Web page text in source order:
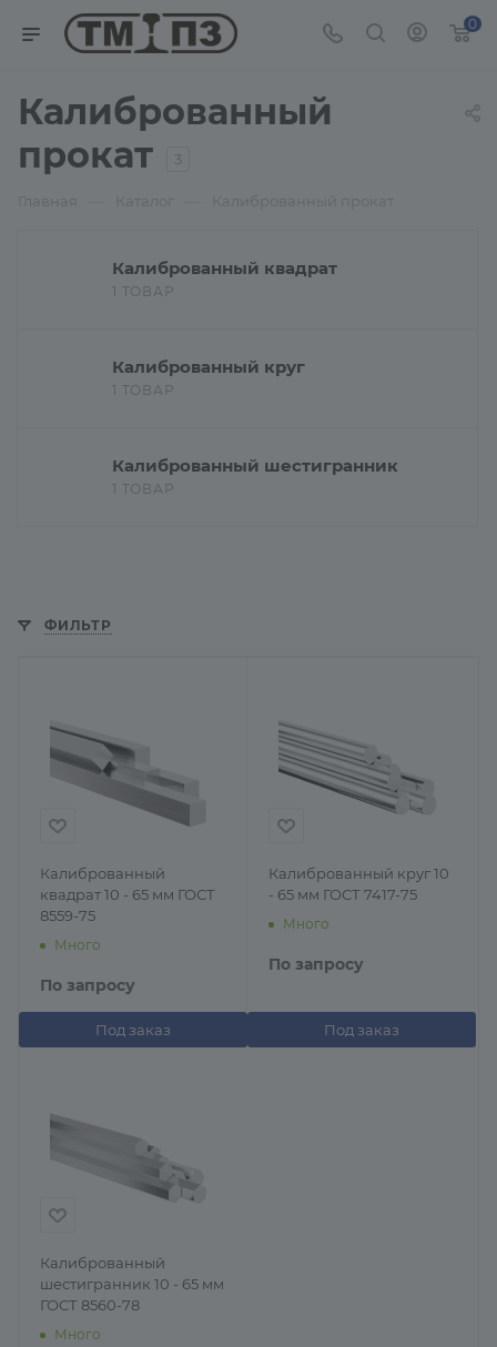
0
Калиброванный
прокат
3
Калиброванный квадрат
1 ТОВАР
Калиброванный круг
1 ТОВАР
Калиброванный шестигранник
1 ТОВАР
ФИЛЬТР
Калиброванный
квадрат 10 - 65 мм ГОСТ
8559-75
Много
По запросу
Под заказ
Калиброванный круг 10
- 65 мм ГОСТ 7417-75
Много
По запросу
Под заказ
Калиброванный
шестигранник 10 - 65 мм
ГОСТ 8560-78
Много